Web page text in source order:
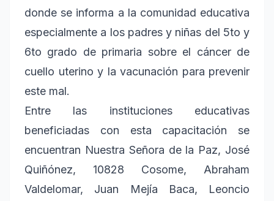
donde se informa a la comunidad educativa
especialmente a los padres y niñas del 5to y
6to grado de primaria sobre el cáncer de
cuello uterino y la vacunación para prevenir
este mal.
Entre las instituciones educativas
beneficiadas con esta capacitación se
encuentran Nuestra Señora de la Paz, José
Quiñónez, 10828 Cosome, Abraham
Valdelomar, Juan Mejía Baca, Leoncio